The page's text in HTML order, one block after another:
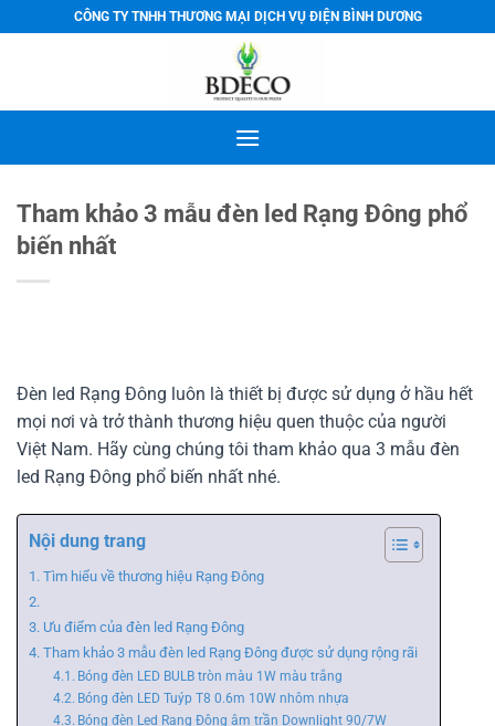
qua
CÔNG TY TNHH THƯƠNG MẠI DỊCH VỤ ĐIỆN BÌNH DƯƠNG
Tham khảo 3 mẫu đèn led Rạng Đông phổ
biến nhất
Đèn led Rạng Đông luôn là thiết bị được sử dụng ở hầu hết
mọi nơi và trở thành thương hiệu quen thuộc của người
Việt Nam. Hãy cùng chúng tôi tham khảo qua 3 mẫu đèn
led Rạng Đông phổ biến nhất nhé.
Nội dung trang
Tìm hiểu về thương hiệu Rạng Đông
Ưu điểm của đèn led Rạng Đông
Tham khảo 3 mẫu đèn led Rạng Đông được sử dụng rộng rãi
Bóng đèn LED BULB tròn màu 1W màu trắng
Bóng đèn LED Tuýp T8 0.6m 10W nhôm nhựa
Bóng đèn Led Rạng Đông âm trần Downlight 90/7W